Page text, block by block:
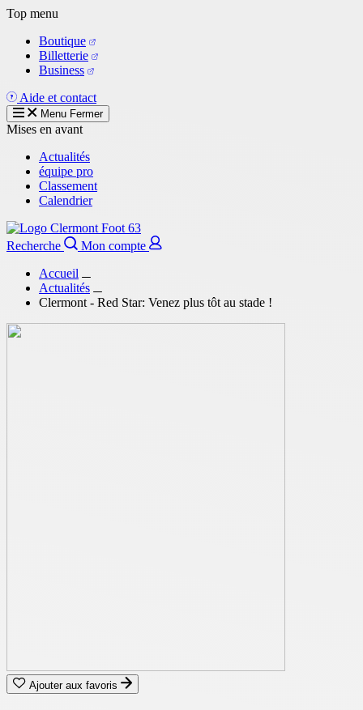
Aller
contenu
principal
Top menu
Boutique
Billetterie
Business
Aide et contact
Menu Fermer
Mises en avant
Actualités
équipe pro
Classement
Calendrier
Recherche
Mon compte
Accueil
Actualités
Clermont - Red Star: Venez plus tôt au stade !
Ajouter aux favoris